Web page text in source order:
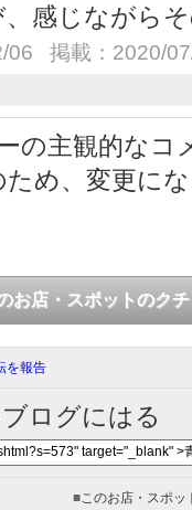
感じながら
06 掲載：2020/
の主観的なコ
め、変更に
お店・スポットのク
を報告
ログにはる
■ このお店・スポ